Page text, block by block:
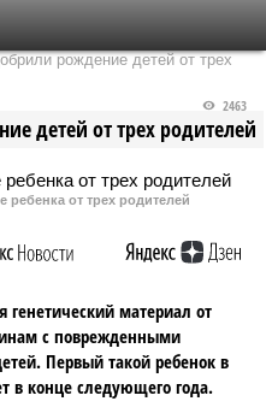
выпуск
рождение детей от трех
детей от трех родителей
2463
ребенка от трех родителей
генетический материал от
с поврежденными
Первый такой ребенок в
в конце следующего года.